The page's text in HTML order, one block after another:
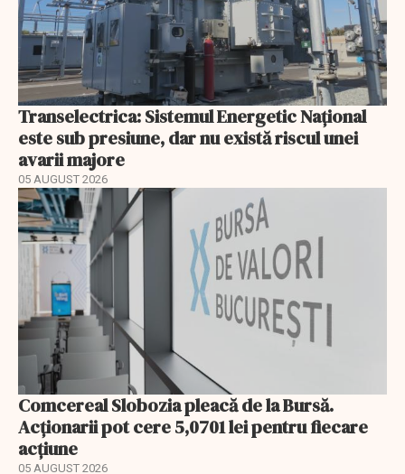
Transelectrica: Sistemul Energetic Național
este sub presiune, dar nu există riscul unei
avarii majore
05 AUGUST 2026
Comcereal Slobozia pleacă de la Bursă.
Acționarii pot cere 5,0701 lei pentru fiecare
acțiune
05 AUGUST 2026